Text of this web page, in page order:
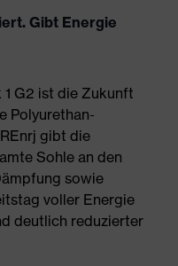
Gibt Energie
G2 ist die Zukunft
Polyurethan-
gibt die
Sohle an den
sowie
voller Energie
deutlich reduzierter